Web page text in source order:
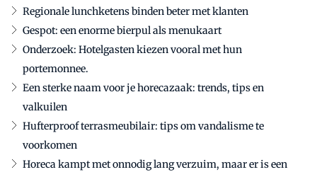
Regionale lunchketens binden beter met klanten
Gespot: een enorme bierpul als menukaart
Onderzoek: Hotelgasten kiezen vooral met hun
portemonnee.
Een sterke naam voor je horecazaak: trends, tips en
valkuilen
Hufterproof terrasmeubilair: tips om vandalisme te
voorkomen
Horeca kampt met onnodig lang verzuim, maar er is een